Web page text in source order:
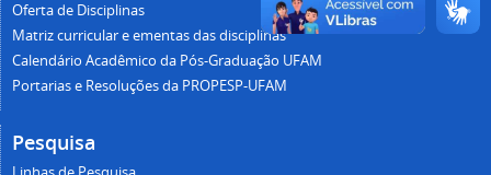
Oferta de Disciplinas
Matriz curricular e ementas das disciplinas
Calendário Acadêmico da Pós-Graduação UFAM
Portarias e Resoluções da PROPESP-UFAM
Pesquisa